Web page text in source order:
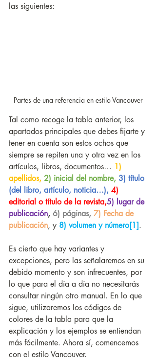
las siguientes:
Partes de una referencia en estilo Vancouver
Tal como recoge la tabla anterior, los
apartados principales que debes fijarte y
tener en cuenta son estos ochos que
siempre se repiten una y otra vez en los
artículos, libros, documentos… 1)
apellidos, 2) inicial del nombre, 3) título
(del libro, artículo, noticia…), 4)
editorial o título de la revista,5) lugar de
publicación, 6) páginas, 7) Fecha de
publicación, y 8) volumen y número[1].
Es cierto que hay variantes y
excepciones, pero las señalaremos en su
debido momento y son infrecuentes, por
lo que para el día a día no necesitarás
consultar ningún otro manual. En lo que
sigue, utilizaremos los códigos de
colores de la tabla para que la
explicación y los ejemplos se entiendan
más fácilmente. Ahora sí, comencemos
con el estilo Vancouver.